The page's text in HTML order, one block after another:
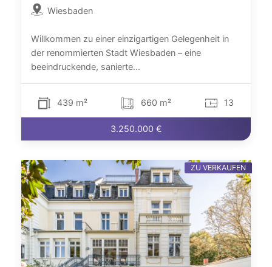
Wiesbaden
Willkommen zu einer einzigartigen Gelegenheit in
der renommierten Stadt Wiesbaden – eine
beeindruckende, sanierte...
439 m² 660 m² 13
3.250.000 €
ZU VERKAUFEN